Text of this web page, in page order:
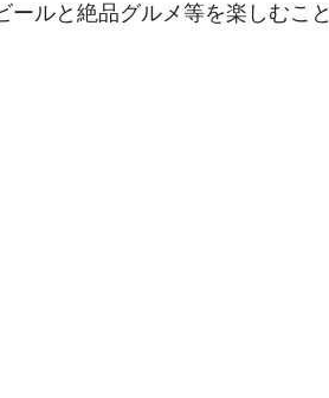
ルと絶品グルメ等を楽しむこと